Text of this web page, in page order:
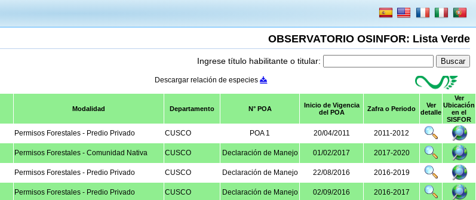
OBSERVATORIO OSINFOR: Lista Verde
Ingrese título habilitante o titular:
Descargar relación de especies
Modalidad Departamento N° POA
Inicio de Vigencia
del POA
Zafra o Periodo
Ver
detalle
Ver
Ubicación
en el
SISFOR
Permisos Forestales - Predio Privado CUSCO POA 1 20/04/2011 2011-2012
Permisos Forestales - Comunidad Nativa CUSCO Declaración de Manejo 01/02/2017 2017-2020
Permisos Forestales - Predio Privado CUSCO Declaración de Manejo 22/08/2016 2016-2019
Permisos Forestales - Predio Privado CUSCO Declaración de Manejo 02/09/2016 2016-2017